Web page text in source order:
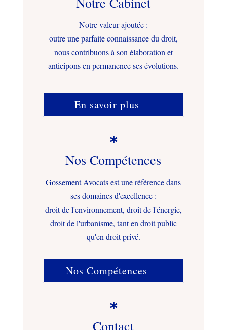
Notre valeur ajoutée :
outre une parfaite connaissance du droit,
nous contribuons à son élaboration et
anticipons en permanence ses évolutions.
En savoir plus

Nos Compétences
Gossement Avocats est une référence dans
ses domaines d'excellence :
droit de l'environnement, droit de l'énergie,
droit de l'urbanisme, tant en droit public
qu'en droit privé.
Nos Compétences

Contact